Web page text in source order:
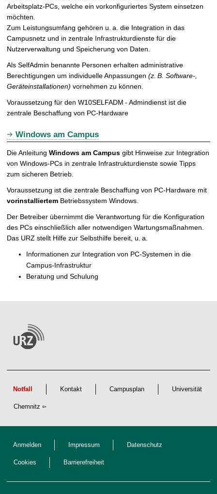
Arbeitsplatz-PCs, welche ein vorkonfiguriertes System einsetzen
möchten.
Zum Leistungsumfang gehören u. a. die Integration in das
Campusnetz und in zentrale Infrastrukturdienste für die
Nutzerverwaltung und Speicherung von Daten.
Als SelfAdmin benannte Personen erhalten administrative
Berechtigungen um individuelle Anpassungen (z. B. Software-,
Geräteinstallationen) vornehmen zu können.
Voraussetzung für den W10SELFADM - Admindienst ist die
zentrale Beschaffung von PC-Hardware
Windows am Campus
Die Anleitung Windows am Campus gibt Hinweise zur Integration
von Windows-PCs in zentrale Infrastrukturdienste sowie Tipps
zum sicheren Betrieb.
Voraussetzung ist die zentrale Beschaffung von PC-Hardware mit
vorinstalliertem Betriebssystem Windows.
Der Betreiber übernimmt die Verantwortung für die Konfiguration
des PCs einschließlich aller notwendigen Wartungsmaßnahmen.
Das URZ stellt Hilfe zur Selbsthilfe bereit, u. a.
Informationen zur Integration von PC-Systemen in die
Campus-Infrastruktur
Beratung und Schulung
Notfall Kontakt Campusplan Universität
Chemnitz
Anmelden Impressum Datenschutz
Cookies Barrierefreiheit